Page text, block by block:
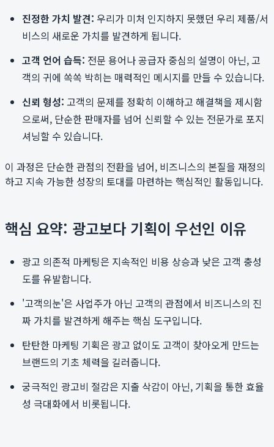
진정한 가치 발견: 우리가 미처 인지하지 못했던 우리 제품/서
비스의 새로운 가치를 발견하게 됩니다.
고객 언어 습득: 전문 용어나 공급자 중심의 설명이 아닌, 고
객의 귀에 쏙쏙 박히는 매력적인 메시지를 만들 수 있습니다.
신뢰 형성: 고객의 문제를 정확히 이해하고 해결책을 제시함
으로써, 단순한 판매자를 넘어 신뢰할 수 있는 전문가로 포지
셔닝할 수 있습니다.
이 과정은 단순한 관점의 전환을 넘어, 비즈니스의 본질을 재정의
하고 지속 가능한 성장의 토대를 마련하는 핵심적인 활동입니다.
핵심 요약: 광고보다 기획이 우선인 이유
광고 의존적 마케팅은 지속적인 비용 상승과 낮은 고객 충성
도를 유발합니다.
'고객의눈'은 사업주가 아닌 고객의 관점에서 비즈니스의 진
짜 가치를 발견하게 해주는 핵심 도구입니다.
탄탄한 마케팅 기획은 광고 없이도 고객이 찾아오게 만드는
브랜드의 기초 체력을 길러줍니다.
궁극적인 광고비 절감은 지출 삭감이 아닌, 기획을 통한 효율
성 극대화에서 비롯됩니다.